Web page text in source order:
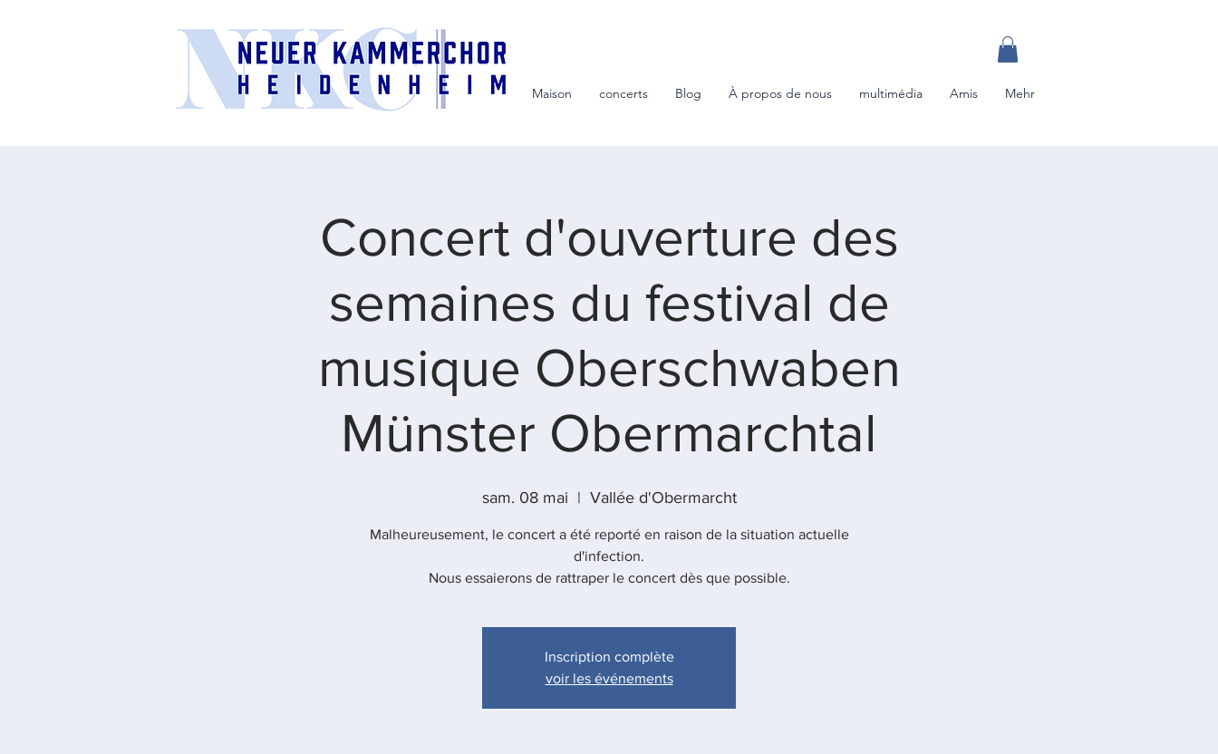
Maison concerts Blog À propos de nous multimédia Amis Mehr
Concert d'ouverture des
semaines du festival de
musique Oberschwaben
Münster Obermarchtal
sam. 08 mai
  |
Vallée d'Obermarcht
Malheureusement, le concert a été reporté en raison de la situation actuelle
d'infection.
Nous essaierons de rattraper le concert dès que possible.
Inscription complète
voir les événements